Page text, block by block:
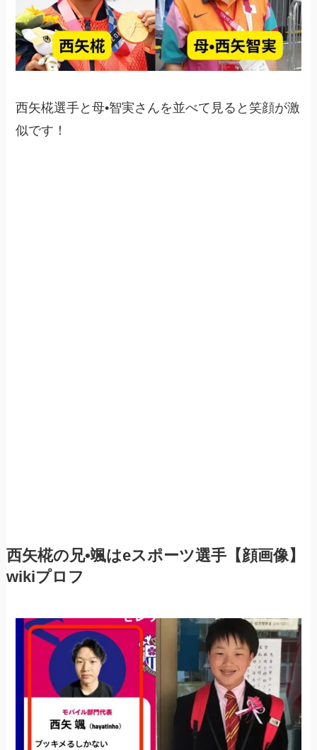
西矢椛選手と母•智実さんを並べて見ると笑顔が激
似です！
西矢椛の兄•颯はeスポーツ選手【顔画像】
wikiプロフ